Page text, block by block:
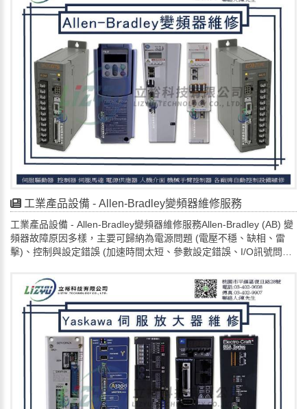
工業產品設備 - Allen-Bradley變頻器維修服務
工業產品設備 - Allen-Bradley變頻器維修服務Allen-Bradley (AB) 變
頻器故障原因多樣，主要可歸納為電源問題 (電壓不穩、缺相、雷
擊)、控制與設定錯誤 (加速時間太短、參數設定錯誤、I/O訊號問
壞 (IGBT模組、電流感測器、驅動電路)，以及環境因素 (過熱、靜
電)。常見故障現象如無法啟動、過流過壓、過熱>>、編碼器讀數錯
誤等，需根據具體故障代碼和現象診斷。
一、常見故障原因
電源相關:
電壓問題: 電網電壓過低、不穩定，或三相電源缺相。
雷擊: 雷擊瞬間產生的高電流損毀變頻器內部元件。參數設定與控制:
加速/減速時間: 加速時間太短導致過流，減速時間太短導致過壓 (發
控制訊號: 啟動訊號、速度訊號或I/O端子故障。